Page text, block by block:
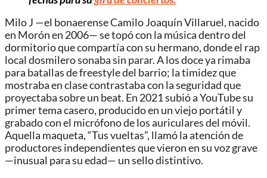
Milo J —el bonaerense Camilo Joaquín Villaruel, nacido
en Morón en 2006— se topó con la música dentro del
dormitorio que compartía con su hermano, donde el rap
local dosmilero sonaba sin parar. A los doce ya rimaba
para batallas de freestyle del barrio; la timidez que
mostraba en clase contrastaba con la seguridad que
proyectaba sobre un beat. En 2021 subió a YouTube su
primer tema casero, producido en un viejo portátil y
grabado con el micrófono de los auriculares del móvil.
Aquella maqueta, “Tus vueltas”, llamó la atención de
productores independientes que vieron en su voz grave
—inusual para su edad— un sello distintivo.